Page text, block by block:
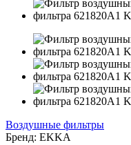
Воздушные фильтры
Бренд: EKKA